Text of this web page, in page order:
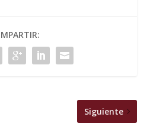
Siguiente